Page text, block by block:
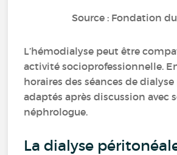
Source : Fondation
L’hémodialyse peut être
activité socioprofessionnelle.
horaires des séances de
adaptés après discussion avec
néphrologue.
La dialyse